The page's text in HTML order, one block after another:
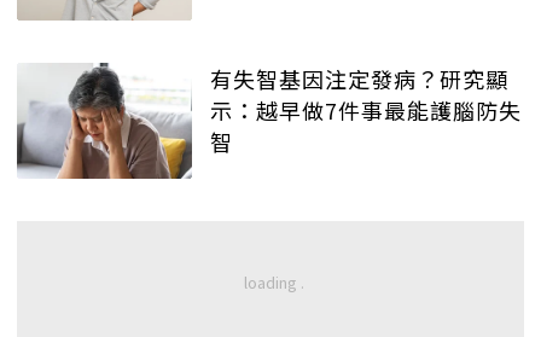
有失智基因注定發病？研究顯
示：越早做7件事最能護腦防失
智